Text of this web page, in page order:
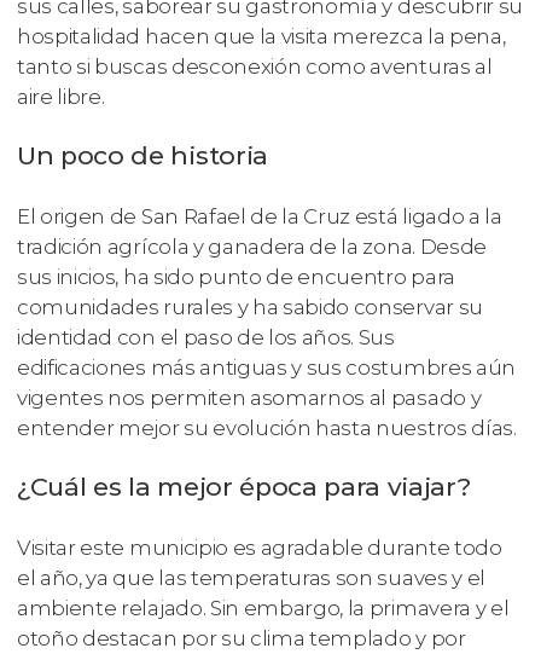
sus calles, saborear su gastronomía y descubrir su
hospitalidad hacen que la visita merezca la pena,
tanto si buscas desconexión como aventuras al
aire libre.
Un poco de historia
El origen de San Rafael de la Cruz está ligado a la
tradición agrícola y ganadera de la zona. Desde
sus inicios, ha sido punto de encuentro para
comunidades rurales y ha sabido conservar su
identidad con el paso de los años. Sus
edificaciones más antiguas y sus costumbres aún
vigentes nos permiten asomarnos al pasado y
entender mejor su evolución hasta nuestros días.
¿Cuál es la mejor época para viajar?
Visitar este municipio es agradable durante todo
el año, ya que las temperaturas son suaves y el
ambiente relajado. Sin embargo, la primavera y el
otoño destacan por su clima templado y por